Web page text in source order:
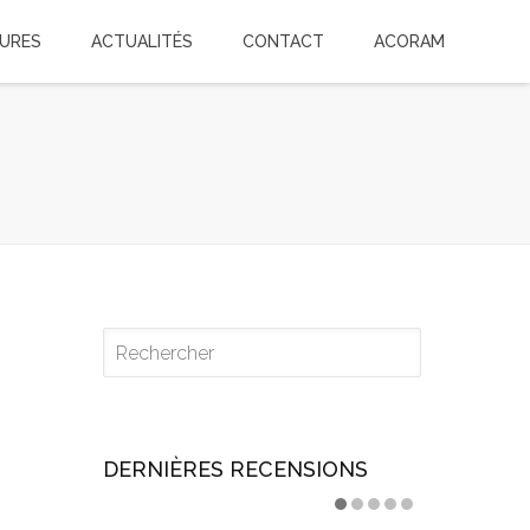
DERNIÈRES RECENSIONS
ACTUALITÉS CONTACT ACORAM